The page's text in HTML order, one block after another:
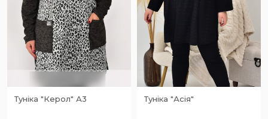
Туніка "Керол" А3 Туніка "Асія"